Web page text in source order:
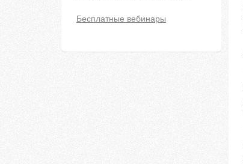
Бесплатные вебинары